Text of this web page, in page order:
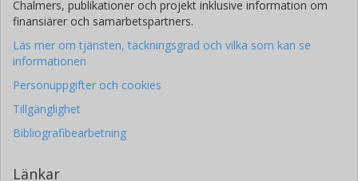
Chalmers, publikationer och projekt inklusive information om
finansiärer och samarbetspartners.
Läs mer om tjänsten, täckningsgrad och vilka som kan se
informationen
Personuppgifter och cookies
Tillgänglighet
Bibliografibearbetning
Länkar